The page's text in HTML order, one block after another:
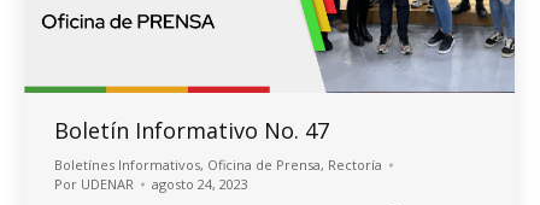
Boletín Informativo No. 47
Boletínes Informativos, Oficina de Prensa, Rectoría
Por UDENAR agosto 24, 2023